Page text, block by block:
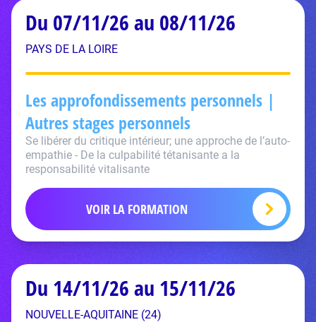
Du 07/11/26 au 08/11/26
PAYS DE LA LOIRE
Les approfondissements personnels |
Autres stages personnels
Se libérer du critique intérieur; une approche de l’auto-
empathie - De la culpabilité tétanisante a la
responsabilité vitalisante
VOIR LA FORMATION
Du 14/11/26 au 15/11/26
NOUVELLE-AQUITAINE (24)